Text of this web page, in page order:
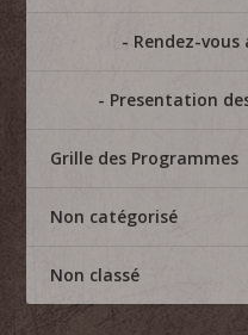
Rendez-
Presentation
Grille des Programmes
Non catégorisé
Non classé